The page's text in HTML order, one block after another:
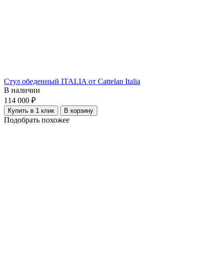
Стул обеденный ITALIA от Cattelan Italia
В наличии
114 000 ₽
Купить в 1 клик В корзину
Подобрать похожее